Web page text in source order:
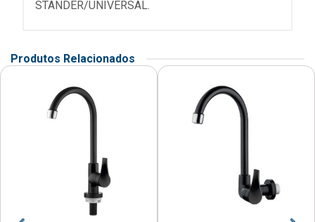
STANDER/UNIVERSAL.
Produtos Relacionados